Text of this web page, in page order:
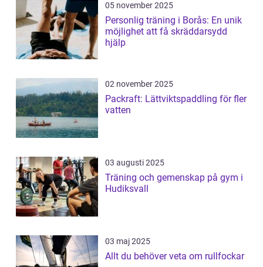
05 november 2025
Personlig träning i Borås: En unik
möjlighet att få skräddarsydd
hjälp
02 november 2025
Packraft: Lättviktspaddling för fler
vatten
03 augusti 2025
Träning och gemenskap på gym i
Hudiksvall
03 maj 2025
Allt du behöver veta om rullfockar